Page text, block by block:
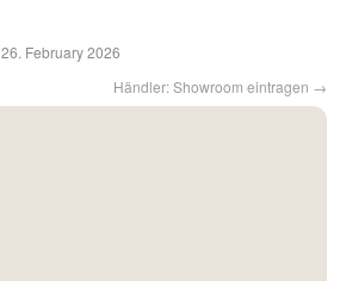
26. February 2026
Händler: Showroom eintragen →